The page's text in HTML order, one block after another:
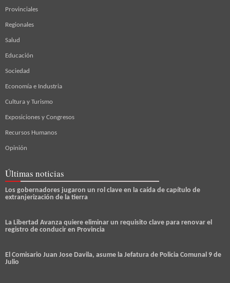
Provinciales
Regionales
Salud
Educación
Sociedad
Economía e Industria
Cultura y Turismo
Exposiciones y Congresos
Recursos Humanos
Opinión
Últimas noticias
Los gobernadores jugaron un rol clave en la caída de capítulo de
extranjerización de la tierra
La Libertad Avanza quiere eliminar un requisito clave para renovar el
registro de conducir en Provincia
El Comisario Juan Jose Davila, asume la Jefatura de Policia Comunal 9 de
Julio